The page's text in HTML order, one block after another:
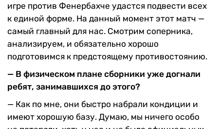
игре против Фенербахче удастся подвести всех
к единой форме. На данный момент этот матч —
самый главный для нас. Смотрим соперника,
анализируем, и обязательно хорошо
подготовимся к предстоящему противостоянию.
— В физическом плане сборники уже догнали
ребят, занимавшихся до этого?
— Как по мне, они быстро набрали кондиции и
имеют хорошую базу. Думаю, мы ничего особо